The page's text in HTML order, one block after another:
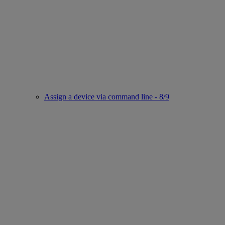
Assign a device via command line - 8/9